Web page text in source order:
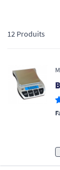
12 Produits